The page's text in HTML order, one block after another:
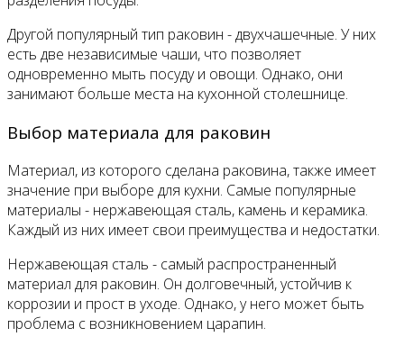
Другой популярный тип раковин - двухчашечные. У них
есть две независимые чаши, что позволяет
одновременно мыть посуду и овощи. Однако, они
занимают больше места на кухонной столешнице.
Выбор материала для раковин
Материал, из которого сделана раковина, также имеет
значение при выборе для кухни. Самые популярные
материалы - нержавеющая сталь, камень и керамика.
Каждый из них имеет свои преимущества и недостатки.
Нержавеющая сталь - самый распространенный
материал для раковин. Он долговечный, устойчив к
коррозии и прост в уходе. Однако, у него может быть
проблема с возникновением царапин.